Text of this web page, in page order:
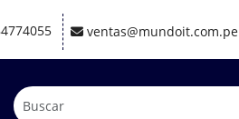
ventas@mundoit.com.pe